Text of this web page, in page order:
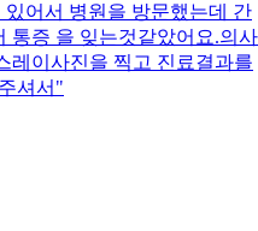
어서 병원을 방문했는데 간
통증 을 잊는것같았어요.의사
레이사진을 찍고 진료결과를
셔서 "